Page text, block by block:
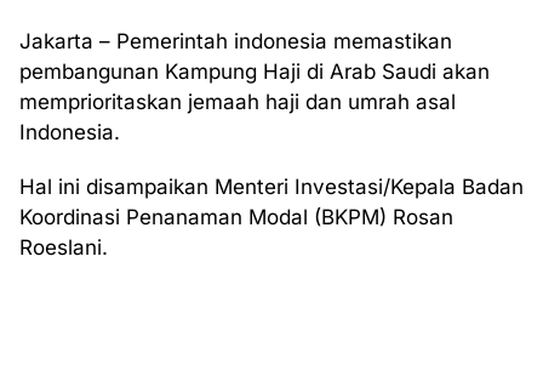
Jakarta – Pemerintah indonesia memastikan
pembangunan Kampung Haji di Arab Saudi akan
memprioritaskan jemaah haji dan umrah asal
Indonesia.
Hal ini disampaikan Menteri Investasi/Kepala Badan
Koordinasi Penanaman Modal (BKPM) Rosan
Roeslani.